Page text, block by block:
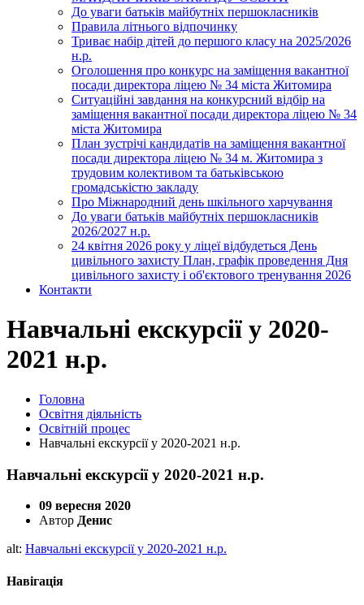
До уваги батьків майбутніх першокласників
Правила літнього відпочинку
Триває набір дітей до першого класу на 2025/2026
н.р.
Оголошення про конкурс на заміщення вакантної
посади директора ліцею № 34 міста Житомира
Ситуаційні завдання на конкурсний відбір на
заміщення вакантної посади директора ліцею № 34
міста Житомира
План зустрічі кандидатів на заміщення вакантної
посади директора ліцею № 34 м. Житомира з
трудовим колективом та батьківською
громадськістю закладу
Про Міжнародний день шкільного харчування
До уваги батьків майбутніх першокласників
2026/2027 н.р.
24 квітня 2026 року у ліцеї відбудеться День
цивільного захисту План, графік проведення Дня
цивільного захисту і об'єктового тренування 2026
Контакти
Навчальні екскурсії у 2020-
2021 н.р.
Головна
Освітня діяльність
Освітній процес
Навчальні екскурсії у 2020-2021 н.р.
Навчальні екскурсії у 2020-2021 н.р.
09 вересня 2020
Автор Денис
alt: Навчальні екскурсії у 2020-2021 н.р.
Навігація